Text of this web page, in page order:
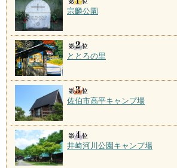
宗麟公園
ととろの里
佐伯市高平キャンプ場
井崎河川公園キャンプ場